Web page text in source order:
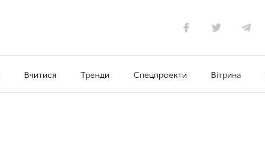
Вчитися Тренди Спецпроекти Вітрина